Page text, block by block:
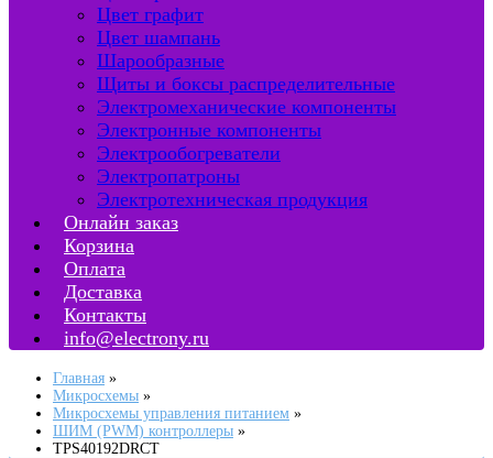
Цвет графит
Цвет шампань
Шарообразные
Щиты и боксы распределительные
Электромеханические компоненты
Электронные компоненты
Электрообогреватели
Электропатроны
Электротехническая продукция
Онлайн заказ
Корзина
Оплата
Доставка
Контакты
info@electrony.ru
Главная
Микросхемы
Микросхемы управления питанием
ШИМ (PWM) контроллеры
TPS40192DRCT